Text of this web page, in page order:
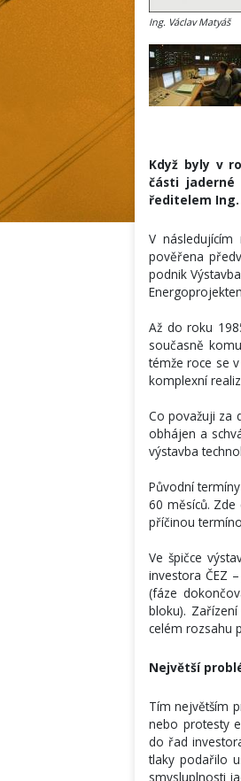
Ing. Václav Matyáš
Když byly v
části jaderné
ředitelem Ing.
V
pověřena
podnik
Až do roku
současně
témže roce se
komplexní
Co považuji za
obhájen a
výstavba
Původní
60 měsíců. Zde
příčinou
Ve špičce
investora ČEZ
(fáze
bloku).
celém rozsahu
Největší
Tím největším
nebo protesty
do řad
tlaky podařilo
smysluplnosti